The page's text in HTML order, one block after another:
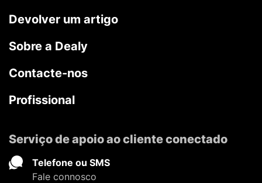
Devolver um artigo
Sobre a Dealy
Contacte-nos
Profissional
Serviço de apoio ao cliente conectado
Telefone ou SMS
Fale connosco